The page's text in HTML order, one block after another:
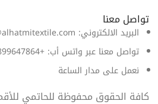
تواصل معنا
البريد الالكتروني: info@alhatmitextile.com
تواصل معنا عبر واتس أب: +96899647864
نعمل على مدار الساعة
كافة الحقوق محفوظة للحاتمي